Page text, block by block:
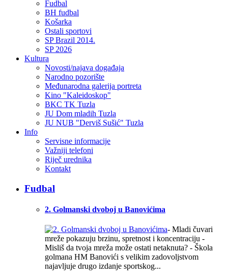
Fudbal
BH fudbal
Košarka
Ostali sportovi
SP Brazil 2014.
SP 2026
Kultura
Novosti/najava događaja
Narodno pozorište
Međunarodna galerija portreta
Kino "Kaleidoskop"
BKC TK Tuzla
JU Dom mladih Tuzla
JU NUB "Derviš Sušić" Tuzla
Info
Servisne informacije
Važniji telefoni
Riječ urednika
Kontakt
Fudbal
2. Golmanski dvoboj u Banovićima
- Mladi čuvari
mreže pokazuju brzinu, spretnost i koncentraciju -
Misliš da tvoja mreža može ostati netaknuta? - Škola
golmana HM Banovići s velikim zadovoljstvom
najavljuje drugo izdanje sportskog...